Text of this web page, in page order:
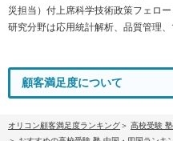
災担当）付上席科学技術政策フェロー
研究分野は応用統計解析、品質管理、
顧客満足度について
オリコン顧客満足度ランキング
高校受験